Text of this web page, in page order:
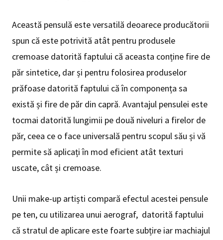
Această pensulă este versatilă deoarece producătorii
spun că este potrivită atât pentru produsele
cremoase datorită faptului că aceasta conține fire de
păr sintetice, dar și pentru folosirea produselor
prăfoase datorită faptului că în componența sa
există și fire de păr din capră. Avantajul pensulei este
tocmai datorită lungimii pe două niveluri a firelor de
păr, ceea ce o face universală pentru scopul său și vă
permite să aplicați în mod eficient atât texturi
uscate, cât și cremoase.
Unii make-up artiști compară efectul acestei pensule
pe ten, cu utilizarea unui aerograf, datorită faptului
că stratul de aplicare este foarte subțire iar machiajul